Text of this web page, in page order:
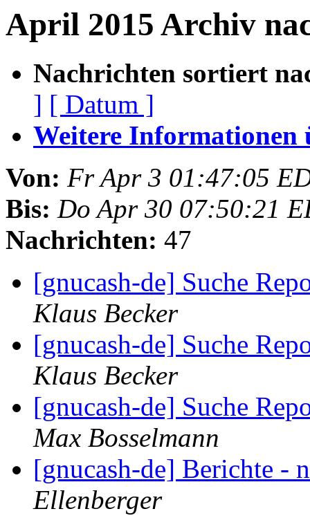
April 2015 Archiv
Nachrichten sortiert
] [ Datum ]
Weitere Informationen
Von: Fr Apr 3 01:47:05
Bis: Do Apr 30 07:50:21
Nachrichten: 47
[gnucash-de] Suche
Klaus Becker
[gnucash-de] Suche
Klaus Becker
[gnucash-de] Suche
Max Bosselmann
[gnucash-de] Berichte -
Ellenberger